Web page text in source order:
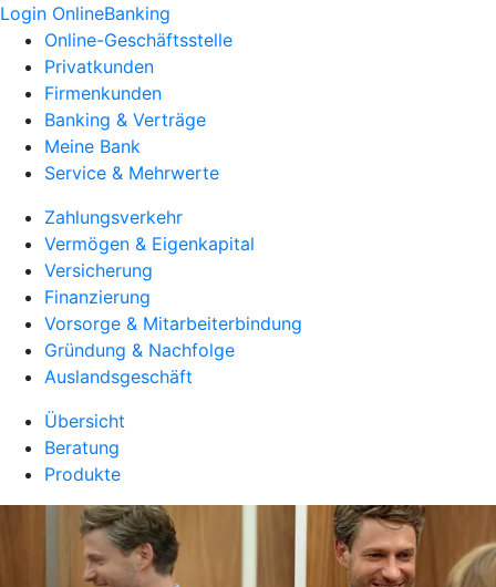
Login OnlineBanking
Online-Geschäftsstelle
Privatkunden
Firmenkunden
Banking & Verträge
Meine Bank
Service & Mehrwerte
Zahlungsverkehr
Vermögen & Eigenkapital
Versicherung
Finanzierung
Vorsorge & Mitarbeiterbindung
Gründung & Nachfolge
Auslandsgeschäft
Übersicht
Beratung
Produkte